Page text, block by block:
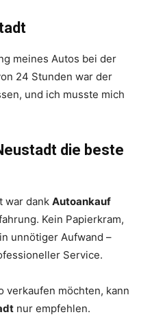
meines Autos bei der
24 Stunden war der
und ich musste mich
die beste
war dank Autoankauf
Kein Papierkram,
unnötiger Aufwand –
Service.
verkaufen möchten, kann
nur empfehlen.